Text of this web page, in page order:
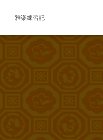
雅楽練習記